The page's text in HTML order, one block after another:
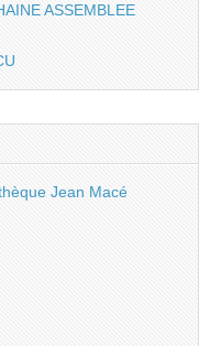
ASSEMBLEE
Jean Macé